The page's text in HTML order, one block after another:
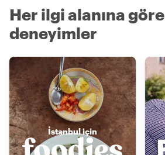
Her ilgi alanına göre
deneyimler
İstanbul için